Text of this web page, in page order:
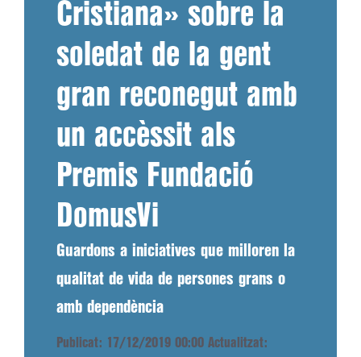
Cristiana» sobre la
soledat de la gent
gran reconegut amb
un accèssit als
Premis Fundació
DomusVi
Guardons a iniciatives que milloren la
qualitat de vida de persones grans o
amb dependència
Publicat: 17/12/2019 00:00 Actualitzat: